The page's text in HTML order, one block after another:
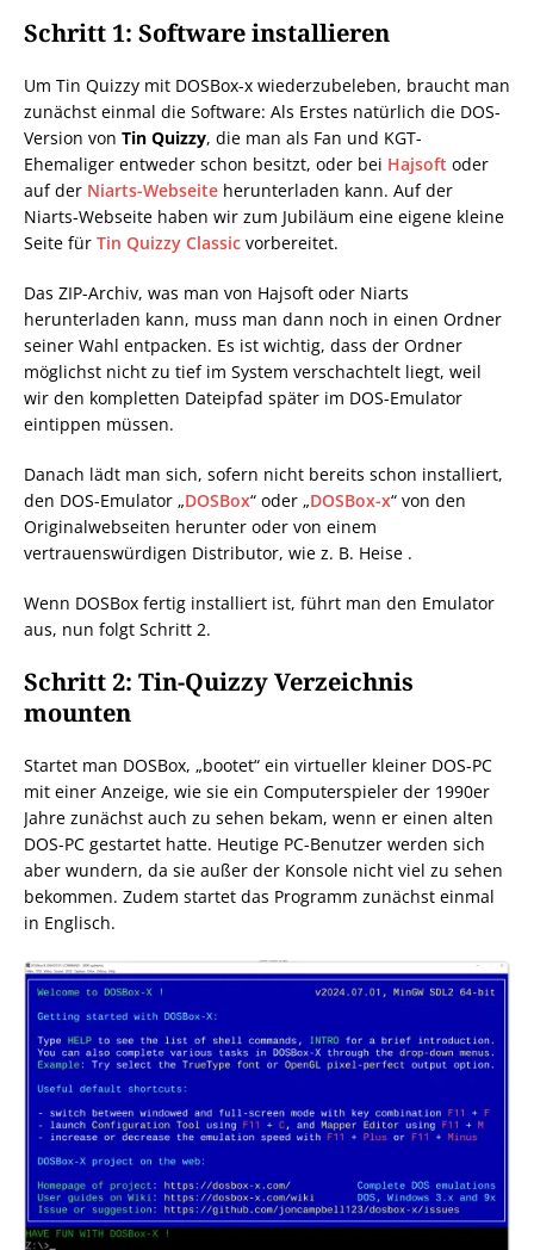
Schritt 1: Software installieren
Um Tin Quizzy mit DOSBox-x wiederzubeleben, braucht man
zunächst einmal die Software: Als Erstes natürlich die DOS-
Version von Tin Quizzy, die man als Fan und KGT-
Ehemaliger entweder schon besitzt, oder bei Hajsoft oder
auf der Niarts-Webseite herunterladen kann. Auf der
Niarts-Webseite haben wir zum Jubiläum eine eigene kleine
Seite für Tin Quizzy Classic vorbereitet.
Das ZIP-Archiv, was man von Hajsoft oder Niarts
herunterladen kann, muss man dann noch in einen Ordner
seiner Wahl entpacken. Es ist wichtig, dass der Ordner
möglichst nicht zu tief im System verschachtelt liegt, weil
wir den kompletten Dateipfad später im DOS-Emulator
eintippen müssen.
Danach lädt man sich, sofern nicht bereits schon installiert,
den DOS-Emulator „DOSBox“ oder „DOSBox-x“ von den
Originalwebseiten herunter oder von einem
vertrauenswürdigen Distributor, wie z. B. Heise .
Wenn DOSBox fertig installiert ist, führt man den Emulator
aus, nun folgt Schritt 2.
Schritt 2: Tin-Quizzy Verzeichnis
mounten
Startet man DOSBox, „bootet“ ein virtueller kleiner DOS-PC
mit einer Anzeige, wie sie ein Computerspieler der 1990er
Jahre zunächst auch zu sehen bekam, wenn er einen alten
DOS-PC gestartet hatte. Heutige PC-Benutzer werden sich
aber wundern, da sie außer der Konsole nicht viel zu sehen
bekommen. Zudem startet das Programm zunächst einmal
in Englisch.